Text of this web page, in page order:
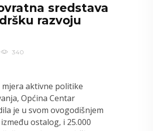
sredstava
razvoju
340
aktivne politike
Općina Centar
je u svom ovogodišnjem
ostalog, i 25.000